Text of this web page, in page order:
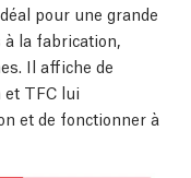
pour une grande
la fabrication,
Il affiche de
TFC lui
et de fonctionner à